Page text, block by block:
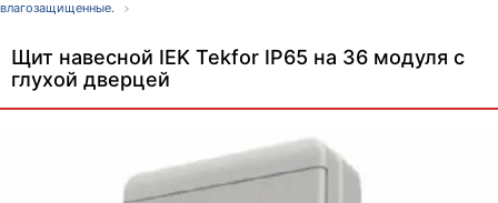
влагозащищенные.
Щит навесной IEK Tekfor IP65 на 36 модуля с
глухой дверцей